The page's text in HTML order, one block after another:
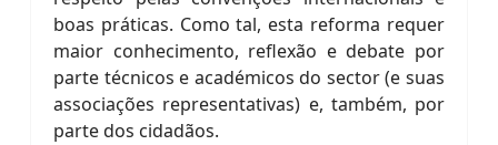
boas práticas. Como tal, esta reforma requer
maior conhecimento, reflexão e debate por
parte técnicos e académicos do sector (e suas
associações representativas) e, também, por
parte dos cidadãos.